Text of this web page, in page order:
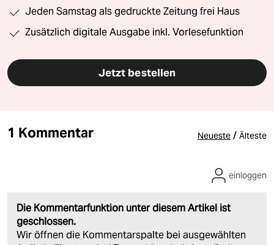
Jeden Samstag als gedruckte Zeitung frei Haus
Zusätzlich digitale Ausgabe inkl. Vorlesefunktion
Jetzt bestellen
1 Kommentar Neueste / Älteste
Die Kommentarfunktion unter diesem Artikel ist
geschlossen.
Wir öffnen die Kommentarspalte bei ausgewählten
einloggen